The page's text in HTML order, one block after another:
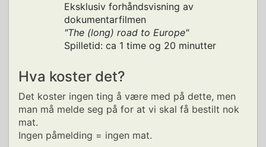
Eksklusiv forhåndsvisning av
dokumentarfilmen
"The (long) road to Europe"
Spilletid: ca 1 time og 20 minutter
Hva koster det?
Det koster ingen ting å være med på dette, men
man må melde seg på for at vi skal få bestilt nok
mat.
Ingen påmelding = ingen mat.